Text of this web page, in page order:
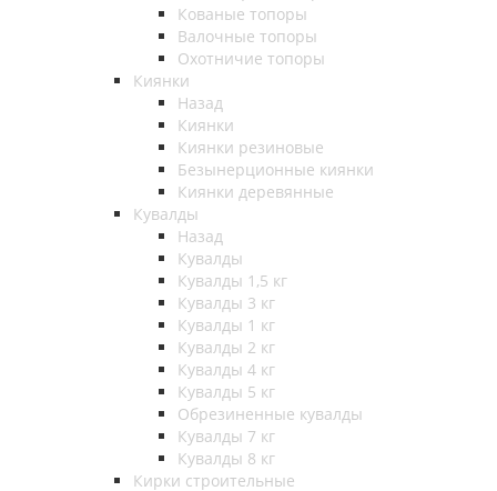
Кованые топоры
Валочные топоры
Охотничие топоры
Киянки
Назад
Киянки
Киянки резиновые
Безынерционные киянки
Киянки деревянные
Кувалды
Назад
Кувалды
Кувалды 1,5 кг
Кувалды 3 кг
Кувалды 1 кг
Кувалды 2 кг
Кувалды 4 кг
Кувалды 5 кг
Обрезиненные кувалды
Кувалды 7 кг
Кувалды 8 кг
Кирки строительные